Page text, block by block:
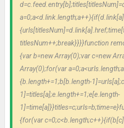
titlesNum++;break}}}}function
{var b=new Array(0);var c=new
Array(0);for(var
{b.length+=1;b[b.length-
1]=titles[a];e.length+=1;e[e.length-
{for(var